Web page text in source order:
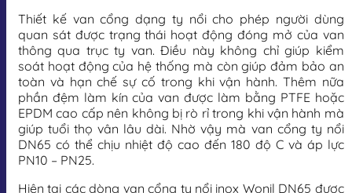
Thiết kế van cổng dạng ty nổi cho phép người dùng
quan sát được trạng thái hoạt động đóng mở của van
thông qua trục ty van. Điều này không chỉ giúp kiểm
soát hoạt động của hệ thống mà còn giúp đảm bảo an
toàn và hạn chế sự cố trong khi vận hành. Thêm nữa
phần đệm làm kín của van được làm bằng PTFE hoặc
EPDM cao cấp nên không bị rò rỉ trong khi vận hành mà
giúp tuổi thọ vân lâu dài. Nhờ vậy mà van cổng ty nổi
DN65 có thể chịu nhiệt độ cao đến 180 độ C và áp lực
PN10 – PN25.
Hiện tại các dòng van cổng ty nổi inox Wonil DN65 được